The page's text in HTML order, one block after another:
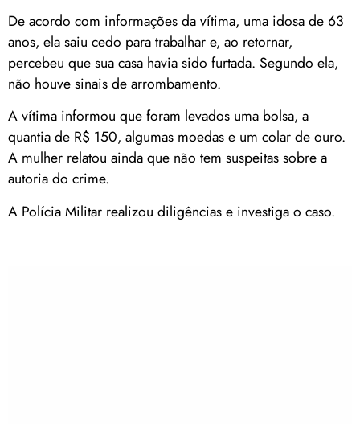
De acordo com informações da vítima, uma idosa de 63
anos, ela saiu cedo para trabalhar e, ao retornar,
percebeu que sua casa havia sido furtada. Segundo ela,
não houve sinais de arrombamento.
A vítima informou que foram levados uma bolsa, a
quantia de R$ 150, algumas moedas e um colar de ouro.
A mulher relatou ainda que não tem suspeitas sobre a
autoria do crime.
A Polícia Militar realizou diligências e investiga o caso.